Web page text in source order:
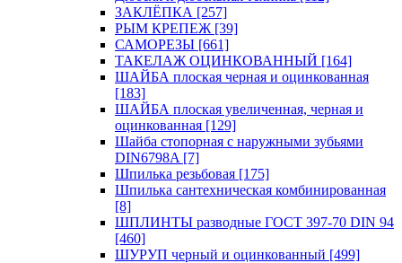
ЗАКЛЁПКА [257]
РЫМ КРЕПЕЖ [39]
САМОРЕЗЫ [661]
ТАКЕЛАЖ ОЦИНКОВАННЫЙ [164]
ШАЙБА плоская черная и оцинкованная
[183]
ШАЙБА плоская увеличенная, черная и
оцинкованная [129]
Шайба стопорная с наружными зубьями
DIN6798A [7]
Шпилька резьбовая [175]
Шпилька сантехническая комбинированная
[8]
ШПЛИНТЫ разводные ГОСТ 397-70 DIN 94
[460]
ШУРУП черный и оцинкованный [499]